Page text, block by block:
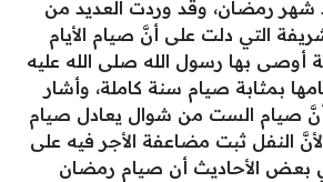
رمضان، وقد وردت العديد من
التي دلت على أنَّ صيام الأيام
أوصى بها رسول الله صلى الله عليه
بمثابة صيام سنة كاملة، وأشار
صيام الست من شوال يعادل صيام
النفل ثبت مضاعفة الأجر فيه على
بعض الأحاديث أن صيام رمضان